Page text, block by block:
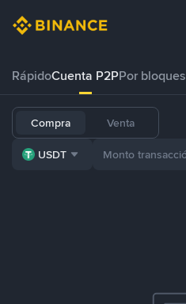
RápidoCuenta P2PPor bloques
Compra Venta
USDT